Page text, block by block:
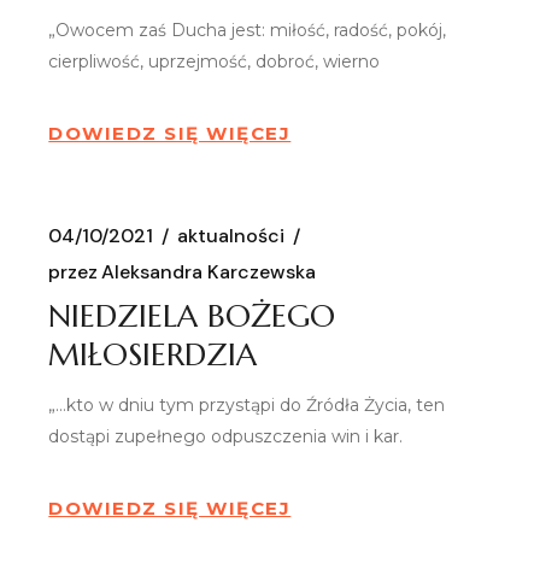
„Owocem zaś Ducha jest: miłość, radość, pokój,
cierpliwość, uprzejmość, dobroć, wierno
DOWIEDZ SIĘ WIĘCEJ
04/10/2021
aktualności
przez Aleksandra Karczewska
NIEDZIELA BOŻEGO
MIŁOSIERDZIA
„…kto w dniu tym przystąpi do Źródła Życia, ten
dostąpi zupełnego odpuszczenia win i kar.
DOWIEDZ SIĘ WIĘCEJ